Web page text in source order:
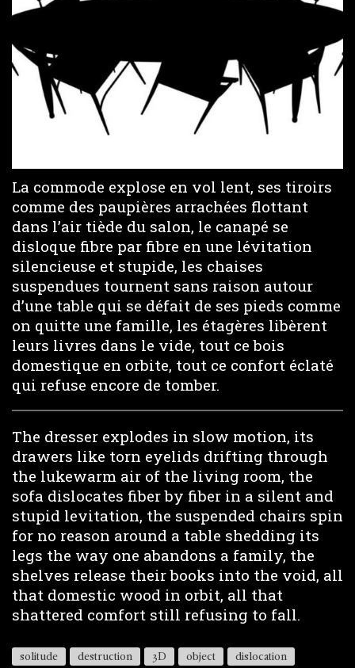
La commode explose en vol lent, ses tiroirs
comme des paupières arrachées flottant
dans l’air tiède du salon, le canapé se
disloque fibre par fibre en une lévitation
silencieuse et stupide, les chaises
suspendues tournent sans raison autour
d’une table qui se défait de ses pieds comme
on quitte une famille, les étagères libèrent
leurs livres dans le vide, tout ce bois
domestique en orbite, tout ce confort éclaté
qui refuse encore de tomber.
The dresser explodes in slow motion, its
drawers like torn eyelids drifting through
the lukewarm air of the living room, the
sofa dislocates fiber by fiber in a silent and
stupid levitation, the suspended chairs spin
for no reason around a table shedding its
legs the way one abandons a family, the
shelves release their books into the void, all
that domestic wood in orbit, all that
shattered comfort still refusing to fall.
solitude destruction 3D object dislocation